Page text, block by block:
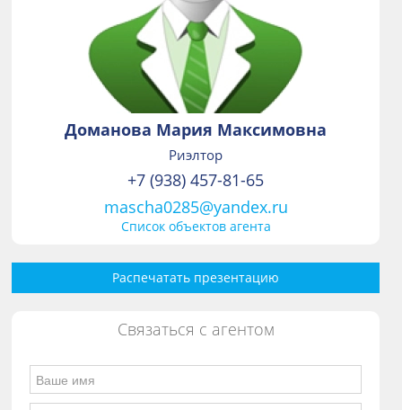
Доманова Мария Максимовна
Риэлтор
+7 (938) 457-81-65
mascha0285@yandex.ru
Список объектов агента
Распечатать презентацию
Связаться с агентом